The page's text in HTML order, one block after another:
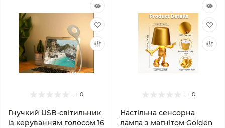
0
Гнучкий USB-світильник
із керуванням голосом 16
0
Настільна сенсорна
лампа з магнітом Golden